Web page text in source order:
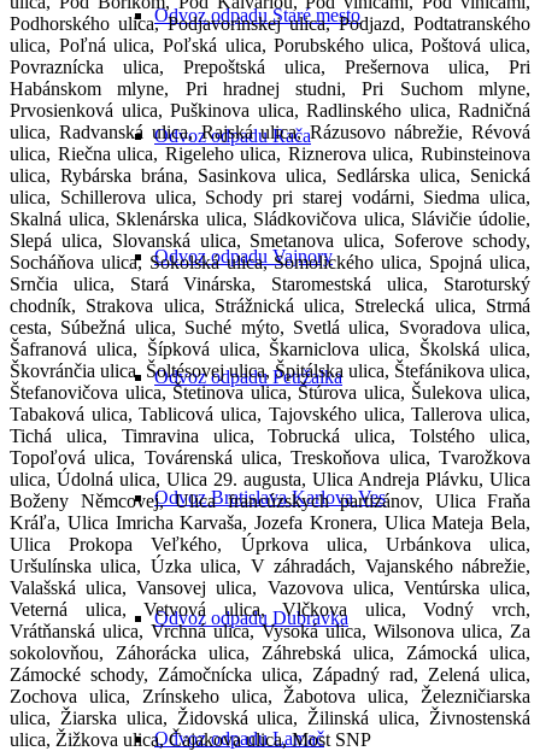
Odvoz odpadu Staré mesto
Odvoz odpadu Rača
Odvoz odpadu Vajnory
Odvoz odpadu Petržalka
Odvoz Bratislava Karlova Ves
Odvoz odpadu Dubravka
Odvoz odpadu Lamač
Podhorského ulica, Podjavorinskej ulica, Podjazd, Podtatranského
ulica, Poľná ulica, Poľská ulica, Porubského ulica, Poštová ulica,
Povraznícka ulica, Prepoštská ulica, Prešernova ulica, Pri
Habánskom mlyne, Pri hradnej studni, Pri Suchom mlyne,
Prvosienková ulica, Puškinova ulica, Radlinského ulica, Radničná
ulica, Radvanská ulica, Rajská ulica, Rázusovo nábrežie, Révová
ulica, Riečna ulica, Rigeleho ulica, Riznerova ulica, Rubinsteinova
ulica, Rybárska brána, Sasinkova ulica, Sedlárska ulica, Senická
ulica, Schillerova ulica, Schody pri starej vodárni, Siedma ulica,
Skalná ulica, Sklenárska ulica, Sládkovičova ulica, Slávičie údolie,
Slepá ulica, Slovanská ulica, Smetanova ulica, Soferove schody,
Socháňova ulica, Sokolská ulica, Somolického ulica, Spojná ulica,
Srnčia ulica, Stará Vinárska, Staromestská ulica, Staroturský
chodník, Strakova ulica, Strážnická ulica, Strelecká ulica, Strmá
cesta, Súbežná ulica, Suché mýto, Svetlá ulica, Svoradova ulica,
Šafranová ulica, Šípková ulica, Škarniclova ulica, Školská ulica,
Škovránčia ulica, Šoltésovej ulica, Špitálska ulica, Štefánikova ulica,
Štefanovičova ulica, Štetinova ulica, Štúrova ulica, Šulekova ulica,
Tabaková ulica, Tablicová ulica, Tajovského ulica, Tallerova ulica,
Tichá ulica, Timravina ulica, Tobrucká ulica, Tolstého ulica,
Topoľová ulica, Továrenská ulica, Treskoňova ulica, Tvarožkova
ulica, Údolná ulica, Ulica 29. augusta, Ulica Andreja Plávku, Ulica
Boženy Němcovej, Ulica francúzskych partizánov, Ulica Fraňa
Kráľa, Ulica Imricha Karvaša, Jozefa Kronera, Ulica Mateja Bela,
Ulica Prokopa Veľkého, Úprkova ulica, Urbánkova ulica,
Uršulínska ulica, Úzka ulica, V záhradách, Vajanského nábrežie,
Valašská ulica, Vansovej ulica, Vazovova ulica, Ventúrska ulica,
Veterná ulica, Vetvová ulica, Vlčkova ulica, Vodný vrch,
Vrátňanská ulica, Vrchná ulica, Vysoká ulica, Wilsonova ulica, Za
sokolovňou, Záhorácka ulica, Záhrebská ulica, Zámocká ulica,
Zámocké schody, Zámočnícka ulica, Západný rad, Zelená ulica,
Zochova ulica, Zrínskeho ulica, Žabotova ulica, Železničiarska
ulica, Žiarska ulica, Židovská ulica, Žilinská ulica, Živnostenská
ulica, Žižkova ulica, Čajakova ulica, Most SNP